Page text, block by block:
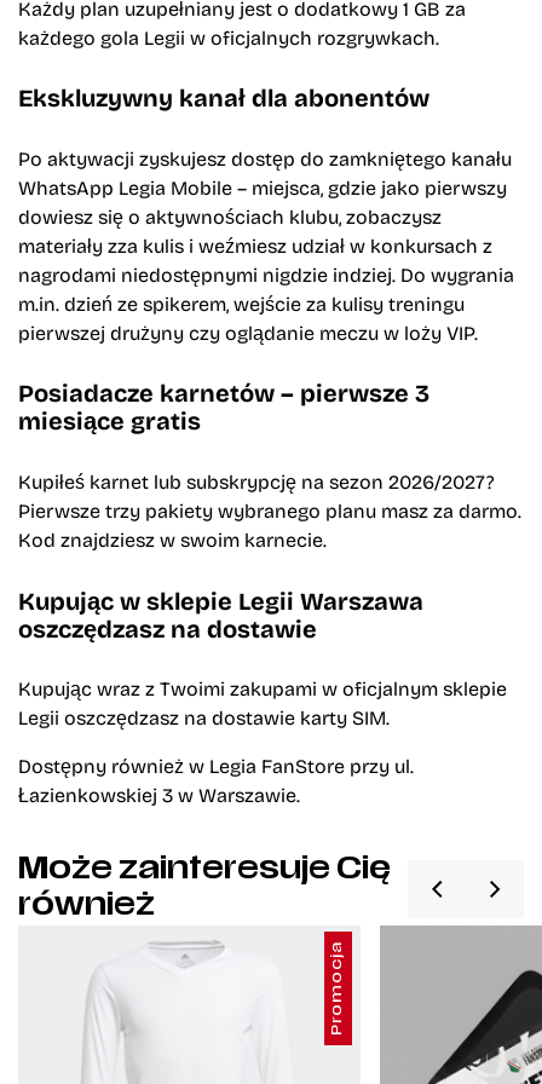
Każdy plan uzupełniany jest o dodatkowy 1 GB za
każdego gola Legii w oficjalnych rozgrywkach.
Ekskluzywny kanał dla abonentów
Po aktywacji zyskujesz dostęp do zamkniętego kanału
WhatsApp Legia Mobile – miejsca, gdzie jako pierwszy
dowiesz się o aktywnościach klubu, zobaczysz
materiały zza kulis i weźmiesz udział w konkursach z
nagrodami niedostępnymi nigdzie indziej. Do wygrania
m.in. dzień ze spikerem, wejście za kulisy treningu
pierwszej drużyny czy oglądanie meczu w loży VIP.
Posiadacze karnetów – pierwsze 3
miesiące gratis
Kupiłeś karnet lub subskrypcję na sezon 2026/2027?
Pierwsze trzy pakiety wybranego planu masz za darmo.
Kod znajdziesz w swoim karnecie.
Kupując w sklepie Legii Warszawa
oszczędzasz na dostawie
Kupując wraz z Twoimi zakupami w oficjalnym sklepie
Legii oszczędzasz na dostawie karty SIM.
Dostępny również w Legia FanStore przy ul.
Łazienkowskiej 3 w Warszawie.
Może zainteresuje Cię
również
Promocja